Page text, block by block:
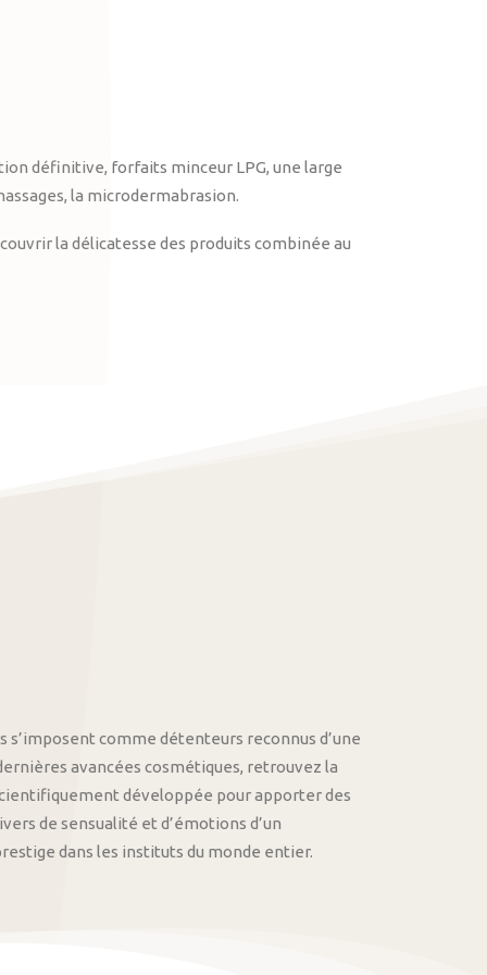
définitive, forfaits minceur LPG, une large
la microdermabrasion.
la délicatesse des produits combinée au
s’imposent comme détenteurs reconnus d’une
avancées cosmétiques, retrouvez la
développée pour apporter des
de sensualité et d’émotions d’un
dans les instituts du monde entier.